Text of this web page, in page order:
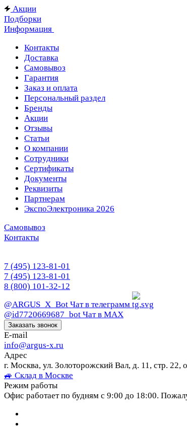
Акции
Подборки
Информация
Контакты
Доставка
Самовывоз
Гарантия
Заказ и оплата
Персональный раздел
Бренды
Акции
Отзывы
Статьи
О компании
Сотрудники
Сертификаты
Документы
Реквизиты
Партнерам
ЭкспоЭлектроника 2026
Самовывоз
Контакты
7 (495) 123-81-01
7 (495) 123-81-01
8 (800) 101-32-12
@ARGUS_X_Bot Чат в телеграмм
@id7720669687_bot Чат в МАХ
Заказать звонок
E-mail
info@argus-x.ru
Адрес
г. Москва, ул. Золоторожский Вал, д. 11, стр. 22,
🚙 Склад в Москве
Режим работы
Офис работает по будням с 9:00 до 18:00.